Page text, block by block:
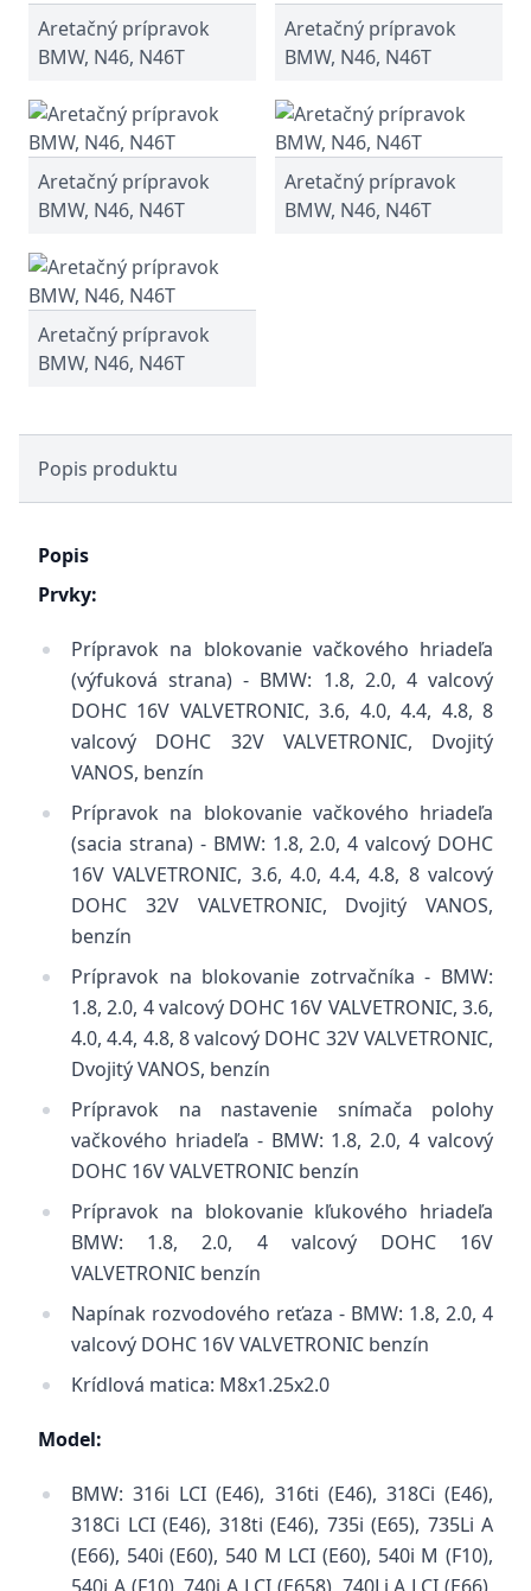
Aretačný prípravok
BMW, N46, N46T
Aretačný prípravok
BMW, N46, N46T
Aretačný prípravok
BMW, N46, N46T
Aretačný prípravok
BMW, N46, N46T
Aretačný prípravok
BMW, N46, N46T
Popis produktu
Popis
Prvky:
Prípravok na blokovanie vačkového hriadeľa
(výfuková strana) - BMW: 1.8, 2.0, 4 valcový
DOHC 16V VALVETRONIC, 3.6, 4.0, 4.4, 4.8, 8
valcový DOHC 32V VALVETRONIC, Dvojitý
VANOS, benzín
Prípravok na blokovanie vačkového hriadeľa
(sacia strana) - BMW: 1.8, 2.0, 4 valcový DOHC
16V VALVETRONIC, 3.6, 4.0, 4.4, 4.8, 8 valcový
DOHC 32V VALVETRONIC, Dvojitý VANOS,
benzín
Prípravok na blokovanie zotrvačníka - BMW:
1.8, 2.0, 4 valcový DOHC 16V VALVETRONIC, 3.6,
4.0, 4.4, 4.8, 8 valcový DOHC 32V VALVETRONIC,
Dvojitý VANOS, benzín
Prípravok na nastavenie snímača polohy
vačkového hriadeľa - BMW: 1.8, 2.0, 4 valcový
DOHC 16V VALVETRONIC benzín
Prípravok na blokovanie kľukového hriadeľa
BMW: 1.8, 2.0, 4 valcový DOHC 16V
VALVETRONIC benzín
Napínak rozvodového reťaza - BMW: 1.8, 2.0, 4
valcový DOHC 16V VALVETRONIC benzín
Krídlová matica: M8x1.25x2.0
Model:
BMW: 316i LCI (E46), 316ti (E46), 318Ci (E46),
318Ci LCI (E46), 318ti (E46), 735i (E65), 735Li A
(E66), 540i (E60), 540 M LCI (E60), 540i M (F10),